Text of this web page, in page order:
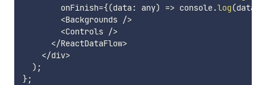
        onFinish
={(data : any) => console.log(data
<Backgrounds />
<Controls />
</ReactDataFlow>
</div>
) ;
};